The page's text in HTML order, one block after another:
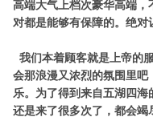
高端大气上档次豪华高端
对都是能够有保障的。绝对
我们本着顾客就是上帝的
会那浪漫又浓烈的氛围里
乐。为了得到来自五湖四
还是来了很多次了，都会